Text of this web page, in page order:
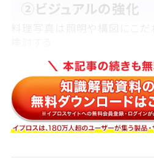
②ビジュアルの強化
③強みを打ち出すキ
料理、接客、内装など、他店
章を工夫